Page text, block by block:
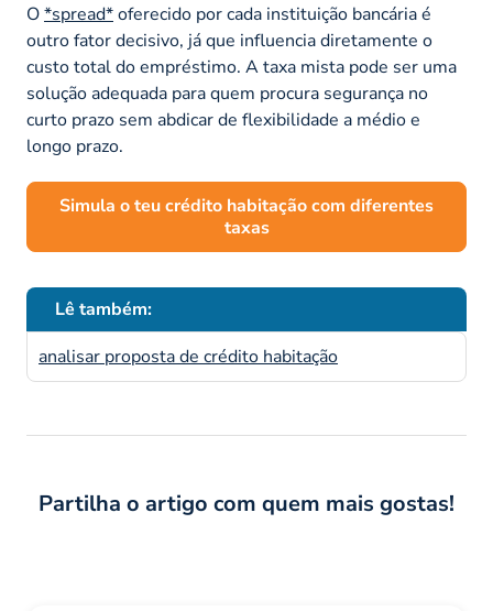
O*spread*oferecido por cada instituição bancária é
outro fator decisivo, já que influencia diretamente o
custo total do empréstimo. A taxa mista pode ser uma
solução adequada para quem procura segurança no
curto prazo sem abdicar de flexibilidade a médio e
longo prazo.
Simula o teu crédito habitação com diferentes
taxas
Lê também:
analisar proposta de crédito habitação
Partilha o artigo com quem mais gostas!